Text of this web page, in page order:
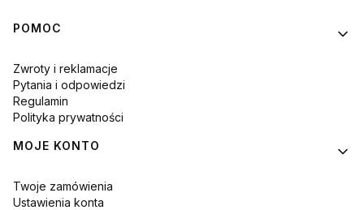
Linki w stopce
POMOC
Zwroty i reklamacje
Pytania i odpowiedzi
Regulamin
Polityka prywatności
MOJE KONTO
Twoje zamówienia
Ustawienia konta